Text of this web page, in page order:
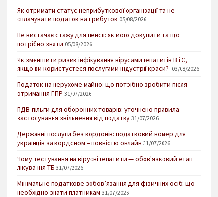
Як отримати статус неприбуткової організації та не
сплачувати податок на прибуток 05/08/2026
Не вистачає стажу для пенсії: як його докупити та що
потрібно знати 05/08/2026
Як зменшити ризик інфікування вірусами гепатитів В і С,
якщо ви користуєтеся послугами індустрії краси? 03/08/2026
Податок на нерухоме майно: що потрібно зробити після
отримання ППР 31/07/2026
ПДВ-пільги для оборонних товарів: уточнено правила
застосування звільнення від податку 31/07/2026
Державні послуги без кордонів: податковий номер для
українців за кордоном – повністю онлайн 31/07/2026
Чому тестування на вірусні гепатити — обов'язковий етап
лікування ТБ 31/07/2026
Мінімальне податкове зобов’язання для фізичних осіб: що
необхідно знати платникам 31/07/2026